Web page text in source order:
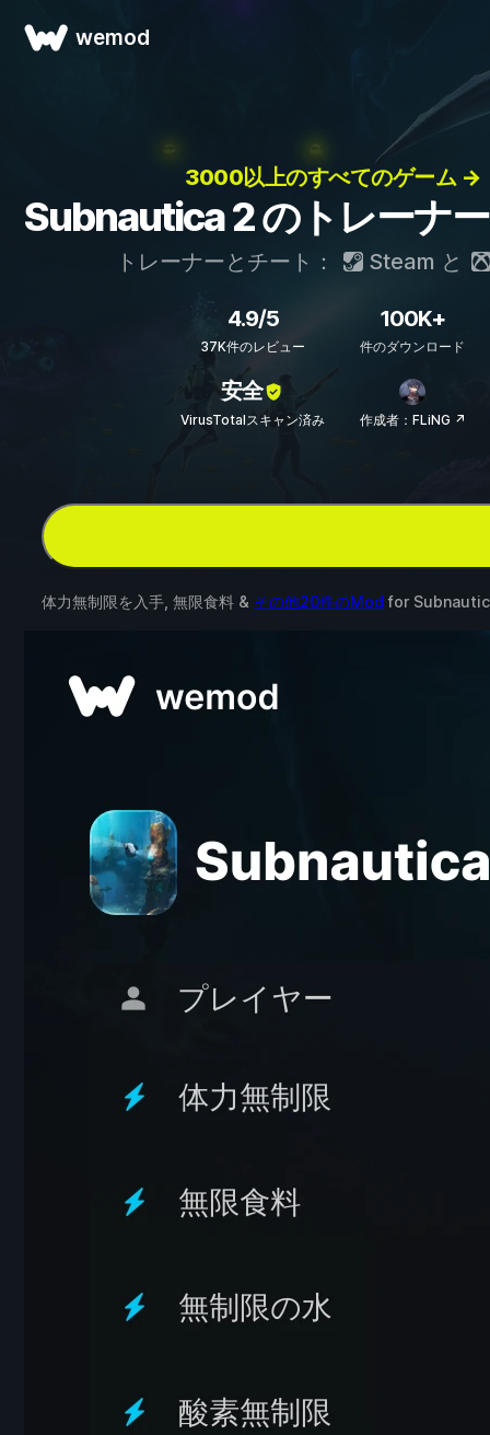
wemod
3000以上のすべてのゲーム →
Subnautica 2 のトレーナ
トレーナーとチート： Steam と
4.9/5
37K件のレビュー
100K+
件のダウンロード
安全
VirusTotalスキャン済み 作成者：FLiNG ↗
体力無制限を入手, 無限食料 & その他20件のMod for